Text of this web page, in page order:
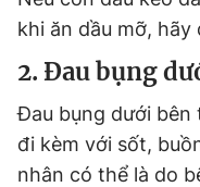
Đọc Thanh Niên trên
Theo dõi báo trên
khi ăn dầu mỡ, hãy
2. Đau bụng
Đau bụng dưới
đi kèm với sốt,
nhân có thể là do